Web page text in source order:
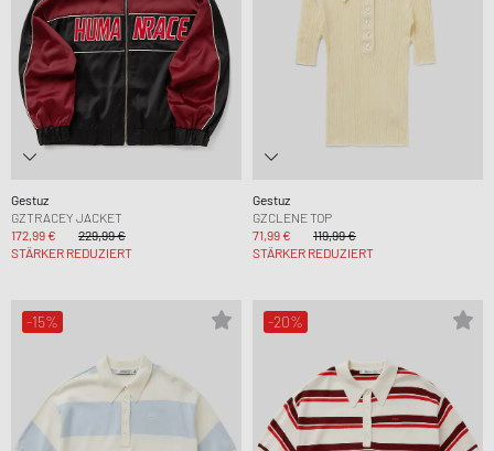
Gestuz
GZTRACEY JACKET
172,99 €
229,99 €
STÄRKER REDUZIERT
Gestuz
GZCLENE TOP
71,99 €
119,99 €
STÄRKER REDUZIERT
-15% -20%